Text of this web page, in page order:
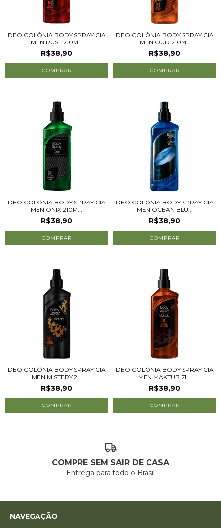
DEO COLÔNIA BODY SPRAY CIA
MEN RUST 210M...
R$38,90
DEO COLÔNIA BODY SPRAY CIA
MEN OUD 210ML
R$38,90
DEO COLÔNIA BODY SPRAY CIA
MEN ONIX 210M...
R$38,90
DEO COLÔNIA BODY SPRAY CIA
MEN OCEAN BLU...
R$38,90
DEO COLÔNIA BODY SPRAY CIA
MEN MISTERY 2...
R$38,90
DEO COLÔNIA BODY SPRAY CIA
MEN MAKTUB 21...
R$38,90
COMPRE SEM SAIR DE CASA
Entrega para todo o Brasil
NAVEGAÇÃO